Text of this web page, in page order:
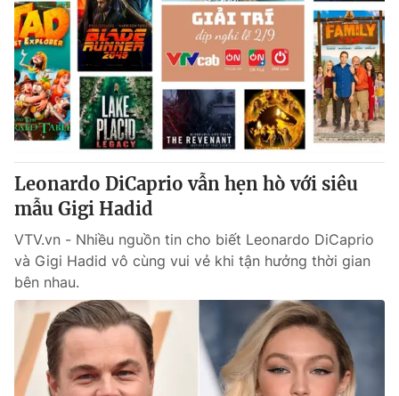
® Cấm sao chép dưới mọi hình thức nếu không có sự chấp
thuận bằng văn bản. Ghi rõ nguồn VTV.vn khi phát hành lại
thông tin từ website này.
Leonardo DiCaprio vẫn hẹn hò với siêu
mẫu Gigi Hadid
VTV.vn - Nhiều nguồn tin cho biết Leonardo DiCaprio
và Gigi Hadid vô cùng vui vẻ khi tận hưởng thời gian
bên nhau.